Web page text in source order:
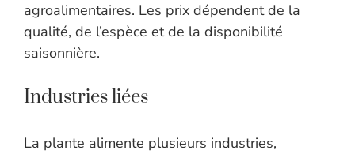
agroalimentaires. Les prix dépendent de la
qualité, de l’espèce et de la disponibilité
saisonnière.
Industries liées
La plante alimente plusieurs industries,